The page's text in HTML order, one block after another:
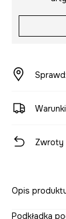
Zwroty
Opis
Podkładka